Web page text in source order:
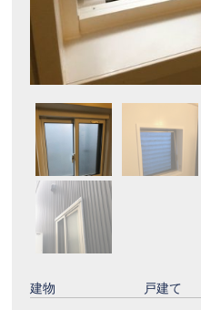
建物 戸建て